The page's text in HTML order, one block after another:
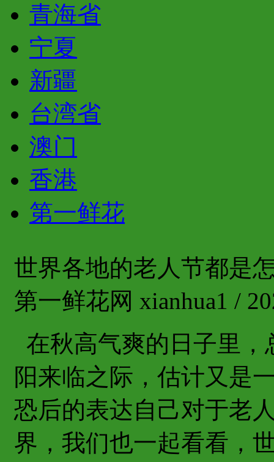
青海省
宁夏
新疆
台湾省
澳门
香港
第一鲜花
世界各地的老人节都是
第一鲜花网 xianhua1 /
在秋高气爽的日子里
阳来临之际，估计又是
恐后的表达自己对于老
界，我们也一起看看，